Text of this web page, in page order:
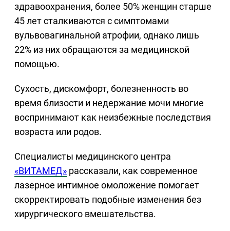
здравоохранения, более 50% женщин старше
45 лет сталкиваются с симптомами
вульвовагинальной атрофии, однако лишь
22% из них обращаются за медицинской
помощью.
Сухость, дискомфорт, болезненность во
время близости и недержание мочи многие
воспринимают как неизбежные последствия
возраста или родов.
Специалисты медицинского центра
«ВИТАМЕД» рассказали, как современное
лазерное интимное омоложение помогает
скорректировать подобные изменения без
хирургического вмешательства.